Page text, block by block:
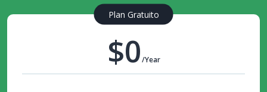
Plan Gratuito
$0/Year